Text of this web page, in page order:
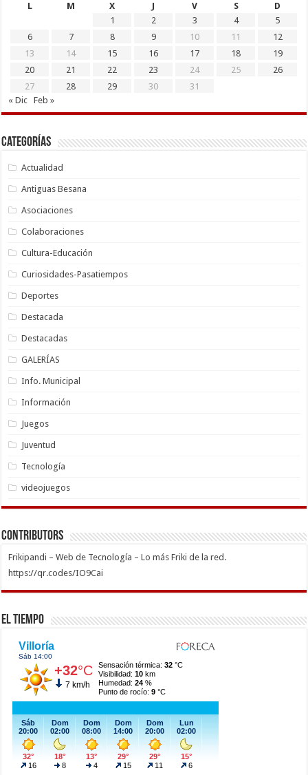
L
M X J V S
D
1
2 3 4
5
6
7 8 9 10 11
12
13
14 15 16 17 18
19
20
21 22 23 24 25
26
27
28 29 30
31
« Dic
Feb »
Categorías
Actualidad
Antiguas Besana
Asociaciones
Colaboraciones
Cultura-Educación
Curiosidades-Pasatiempos
Deportes
Destacada
Destacadas
GALERÍAS
Info. Municipal
Información
Juegos
Juventud
Tecnología
videojuegos
Contributors
Frikipandi – Web de Tecnología – Lo más Friki de la red.
https://qr.codes/IO9Cai
El Tiempo